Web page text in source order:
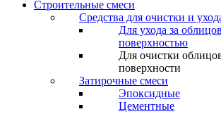
Строительные смеси
Средства для очистки и
Для ухода за
поверхностью
Для очистки
поверхности
Затирочные смеси
Эпоксидные
Цементные